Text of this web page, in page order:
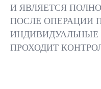
И ЯВЛЯЕТСЯ
ПОСЛЕ ОПЕРАЦИИ
ПРОХОДИТ